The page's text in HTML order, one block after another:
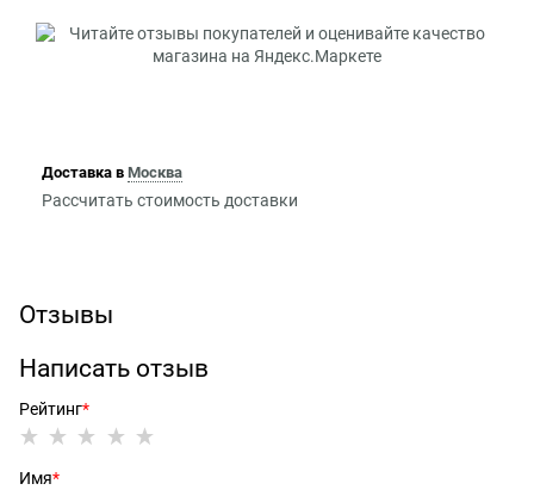
Доставка в Москва
Рассчитать стоимость доставки
Отзывы
Написать отзыв
Рейтинг
Имя